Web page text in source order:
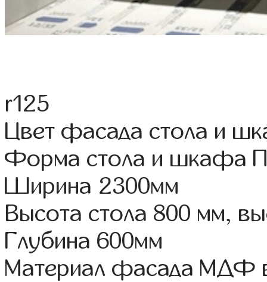
r125
Цвет фасада стола и
Форма стола и шкафа
Ширина 2300мм
Высота стола 800 мм,
Глубина 600мм
Материал фасада МДФ